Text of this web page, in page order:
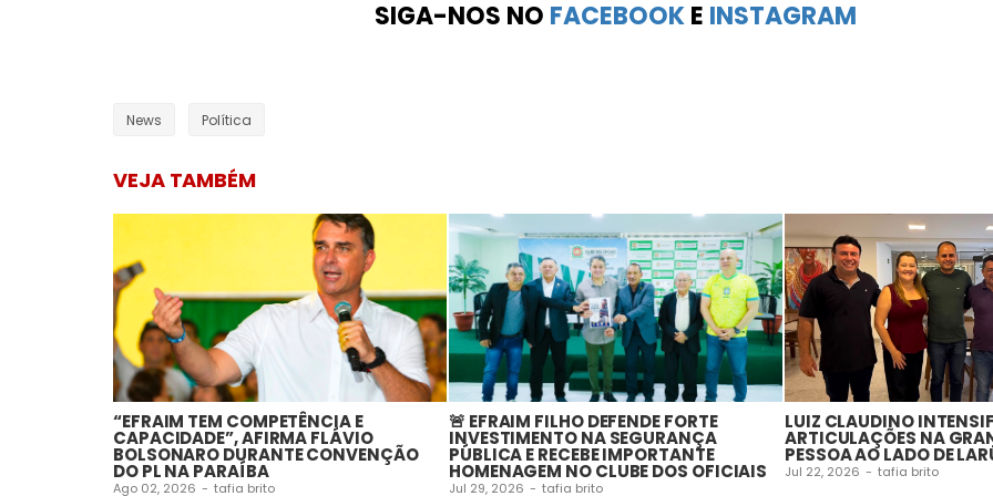
SIGA-NOS NO FACEBOOKE INSTAGRAM
News Política
VEJA TAMBÉM
“EFRAIM TEM COMPETÊNCIA E
CAPACIDADE”, AFIRMA FLÁVIO
BOLSONARO DURANTE CONVENÇÃO
DO PL NA PARAÍBA
Ago 02, 2026 - tafia brito
🚨 EFRAIM FILHO DEFENDE FORTE
INVESTIMENTO NA SEGURANÇA
PÚBLICA E RECEBE IMPORTANTE
HOMENAGEM NO CLUBE DOS OFICIAIS
Jul 29, 2026 - tafia brito
LUIZ CLAUDINO
ARTICULAÇÕES NA
PESSOA AO LADO DE
Jul 22, 2026 - tafia brito